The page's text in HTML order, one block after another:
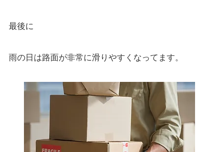
最後に
雨の日は路面が非常に滑りやすくなってます。